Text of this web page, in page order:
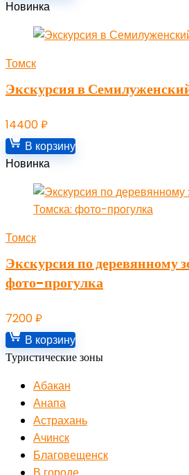
Новинка
Томск
Экскурсия в
14400₽
В корзину
Новинка
Томск
Экскурсия по деревянному
фото-прогулка
7200₽
В корзину
Туристические зоны
Абакан
Анапа
Астрахань
Ачинск
Благовещенск